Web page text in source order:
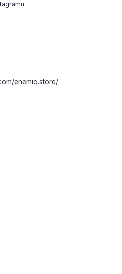
enemiq.store/